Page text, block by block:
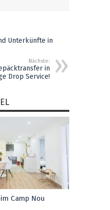
Unterkünfte in
Nächste:
in
Drop Service!
Camp Nou